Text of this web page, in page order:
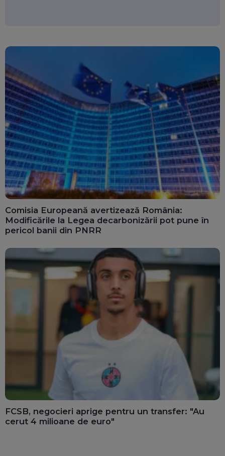
Comisia Europeană avertizează România:
Modificările la Legea decarbonizării pot pune în
pericol banii din PNRR
FCSB, negocieri aprige pentru un transfer: "Au
cerut 4 milioane de euro"